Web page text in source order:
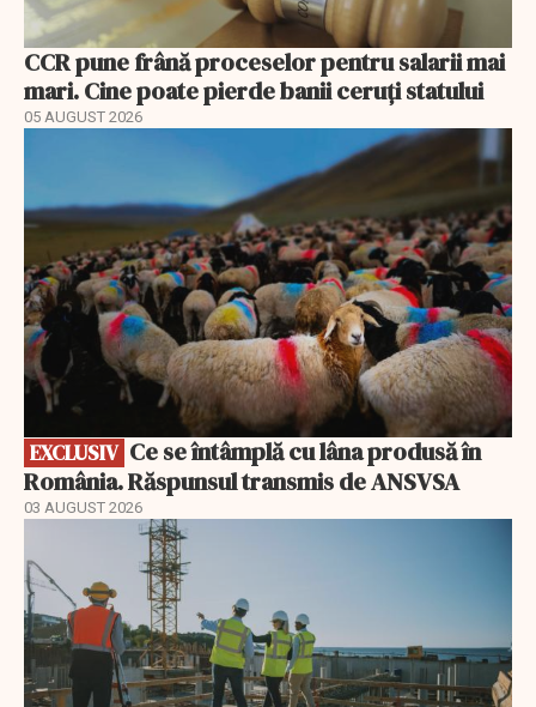
CCR pune frână proceselor pentru salarii mai
mari. Cine poate pierde banii ceruți statului
05 AUGUST 2026
EXCLUSIV
România. Răspunsul transmis de ANSVSA
03 AUGUST 2026